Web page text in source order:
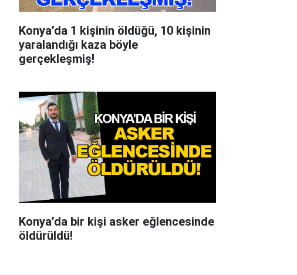
Konya’da 1 kişinin öldüğü, 10 kişinin
yaralandığı kaza böyle
gerçekleşmiş!
Konya’da bir kişi asker eğlencesinde
öldürüldü!